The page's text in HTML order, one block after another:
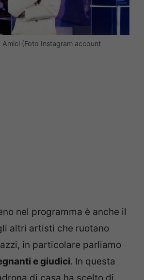
Amici (Foto Instagram account
nel programma è anche il
altri artisti che ruotano
in particolare parliamo
e giudici. In questa